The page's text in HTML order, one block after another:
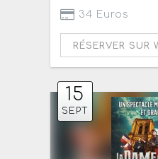
34 Euros
RÉSERVER SUR
15
SEPT